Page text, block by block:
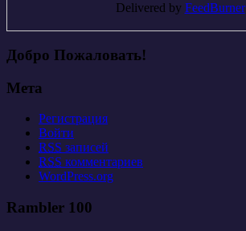
Delivered by FeedBurner
Добро Пожаловать!
Мета
Регистрация
Войти
RSS записей
RSS комментариев
WordPress.org
Rambler 100